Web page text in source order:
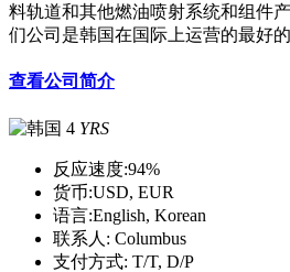
料轨道和其他燃油喷射系统和组件
们公司是韩国在国际上运营的最好
查看公司简介
4 YRS
反应速度:94%
货币:USD, EUR
语言:English, Korean
联系人: Columbus
支付方式: T/T, D/P